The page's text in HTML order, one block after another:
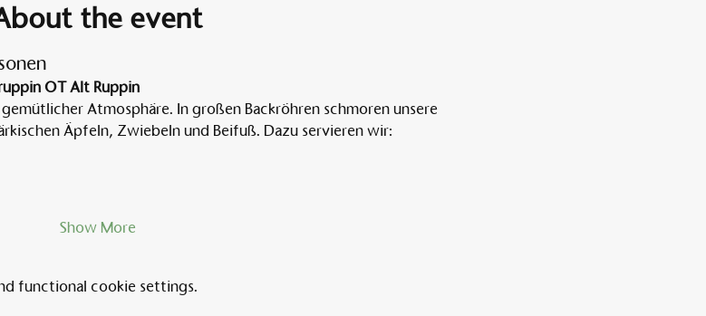
the event
OT Alt Ruppin
Atmosphäre. In großen Backröhren schmoren unsere
Äpfeln, Zwiebeln und Beifuß. Dazu servieren wir:
Show More
functional cookie settings.